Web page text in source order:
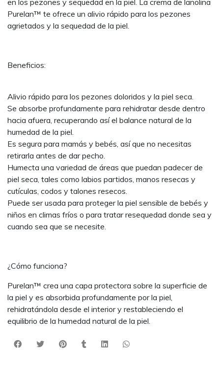
en los pezones y sequedad en la piel. La crema de lanolina
Purelan™ te ofrece un alivio rápido para los pezones
agrietados y la sequedad de la piel.
Beneficios:
Alivio rápido para los pezones doloridos y la piel seca.
Se absorbe profundamente para rehidratar desde dentro
hacia afuera, recuperando así el balance natural de la
humedad de la piel.
Es segura para mamás y bebés, así que no necesitas
retirarla antes de dar pecho.
Humecta una variedad de áreas que puedan padecer de
piel seca, tales como labios partidos, manos resecas y
cutículas, codos y talones resecos.
Puede ser usada para proteger la piel sensible de bebés y
niños en climas fríos o para tratar resequedad donde sea y
cuando sea que se necesite.
¿Cómo funciona?
Purelan™ crea una capa protectora sobre la superficie de
la piel y es absorbida profundamente por la piel,
rehidratándola desde el interior y restableciendo el
equilibrio de la humedad natural de la piel.